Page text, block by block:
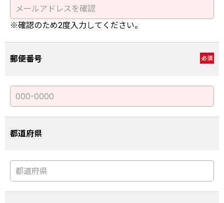
※確認のため2度入力してください。
郵便番号 必須
都道府県